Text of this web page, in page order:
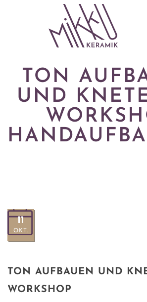
TON
UND
11
OKT.
TON AUFBAUEN UND
WORKSHOP